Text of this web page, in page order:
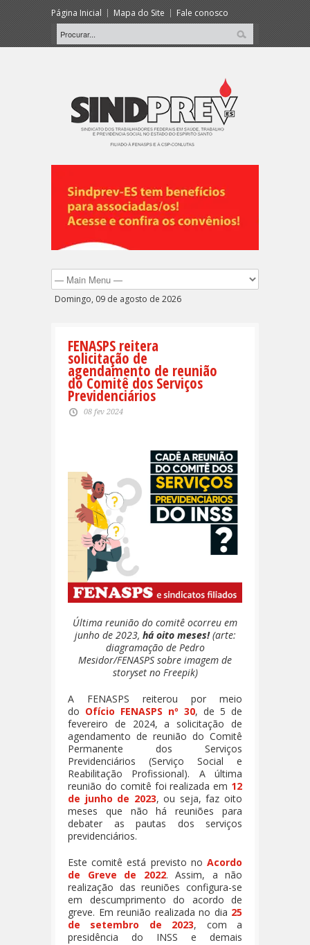
Página Inicial Mapa do Site Fale conosco
Domingo, 09 de agosto de 2026
FENASPS reitera
solicitação de
agendamento de reunião
do Comitê dos Serviços
Previdenciários
08 fev 2024
Última reunião do comitê ocorreu em
junho de 2023, há oito meses!(arte:
diagramação de Pedro
Mesidor/FENASPS sobre imagem de
storyset no Freepik)
A FENASPS reiterou por meio
do Ofício FENASPS nº 30, de 5 de
fevereiro de 2024, a solicitação de
agendamento de reunião do Comitê
Permanente dos Serviços
Previdenciários (Serviço Social e
Reabilitação Profissional). A última
reunião do comitê foi realizada em 12
de junho de 2023, ou seja, faz oito
meses que não há reuniões para
debater as pautas dos serviços
previdenciários.
Este comitê está previsto no Acordo
de Greve de 2022. Assim, a não
realização das reuniões configura-se
em descumprimento do acordo de
greve. Em reunião realizada no dia 25
de setembro de 2023, com a
presidência do INSS e demais